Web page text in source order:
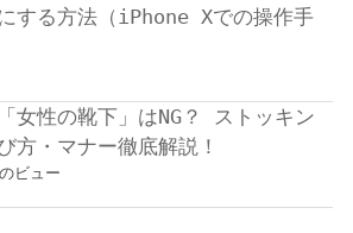
する方法（iPhone Xでの操作手
女性の靴下」はNG？ ストッキン
方・マナー徹底解説！
ビュー